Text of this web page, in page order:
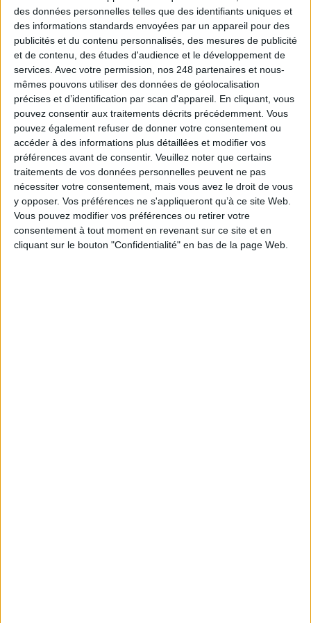
des données personnelles telles que des identifiants uniques et
des informations standards envoyées par un appareil pour des
publicités et du contenu personnalisés, des mesures de publicité
et de contenu, des études d'audience et le développement de
services. Avec votre permission, nos 248 partenaires et nous-
mêmes pouvons utiliser des données de géolocalisation
précises et d’identification par scan d'appareil. En cliquant, vous
pouvez consentir aux traitements décrits précédemment. Vous
pouvez également refuser de donner votre consentement ou
accéder à des informations plus détaillées et modifier vos
préférences avant de consentir. Veuillez noter que certains
traitements de vos données personnelles peuvent ne pas
nécessiter votre consentement, mais vous avez le droit de vous
y opposer. Vos préférences ne s'appliqueront qu’à ce site Web.
Vous pouvez modifier vos préférences ou retirer votre
consentement à tout moment en revenant sur ce site et en
cliquant sur le bouton "Confidentialité" en bas de la page Web.
0 Commentaire
Grande-Bretagne
Connectez-vousouinscrivez-vouspour publier un commentaire
À LIRE SUR ARCHIMAG
La bibliothèque de Lille confie son récolement et
son catalogage à AureXus